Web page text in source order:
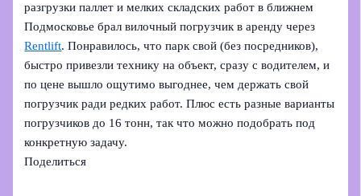
разгрузки паллет и мелких складских работ в ближнем
Подмосковье брал вилочный погрузчик в аренду через
Rentlift. Понравилось, что парк свой (без посредников),
быстро привезли технику на объект, сразу с водителем, и
по цене вышло ощутимо выгоднее, чем держать свой
погрузчик ради редких работ. Плюс есть разные варианты
погрузчиков до 16 тонн, так что можно подобрать под
конкретную задачу.
Поделиться